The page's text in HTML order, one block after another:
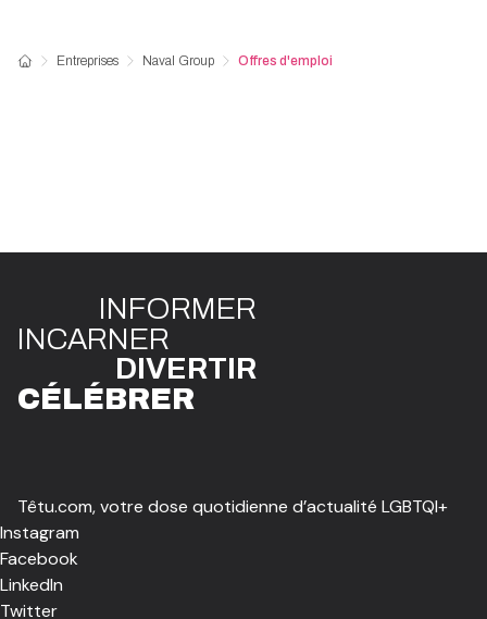
Entreprises Naval Group Offres d'emploi
INFORMER
INCARNER
DIVERTIR
CÉLÉBRER
Têtu.com, votre dose quotidienne d’actualité LGBTQI+
Instagram
Facebook
LinkedIn
Twitter